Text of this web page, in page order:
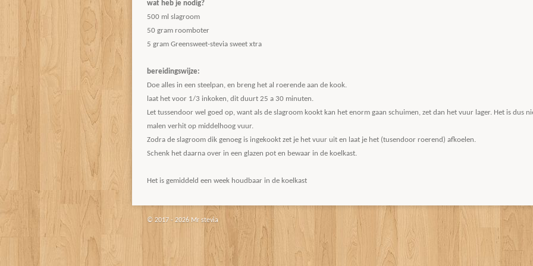
wat heb je nodig?
500 ml slagroom
50 gram roomboter
5 gram Greensweet-stevia sweet xtra
bereidingswijze:
Doe alles in een steelpan, en breng het al roerende aan de kook.
laat het voor 1/3 inkoken, dit duurt 25 a 30 minuten.
Let tussendoor wel goed op, want als de slagroom kookt kan het enorm gaan schuimen, zet dan het vuur lager. Het is dus
malen verhit op middelhoog vuur.
Zodra de slagroom dik genoeg is ingekookt zet je het vuur uit en laat je het (tusendoor roerend) afkoelen.
Schenk het daarna over in een glazen pot en bewaar in de koelkast.
Het is gemiddeld een week houdbaar in de koelkast
© 2017 - 2026 Mr stevia